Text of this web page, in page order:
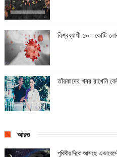
বিশ্বব্যাপী ১০০ কোটি
তাঁরকাদের খবর রাখেনি
আরও
পৃথিবীর দিকে আসছে